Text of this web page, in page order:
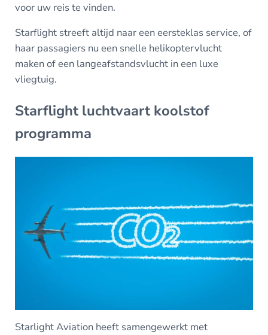
voor uw reis te vinden.
Starflight streeft altijd naar een eersteklas service, of
haar passagiers nu een snelle helikoptervlucht
maken of een langeafstandsvlucht in een luxe
vliegtuig.
Starflight luchtvaart koolstof
programma
Starlight Aviation heeft samengewerkt met